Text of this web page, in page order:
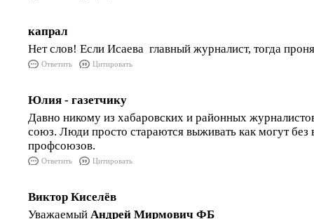
капрал
Нет слов! Если Исаева главный журналист, тогда
Ответить Цитировать
Юлия - газетчику
Давно никому из хабаровских и районных
союз. Люди просто стараются выживать как могут без
профсоюзов.
Ответить Цитировать
Виктор Киселёв
Уважаемый Андрей Мирмович ФБ